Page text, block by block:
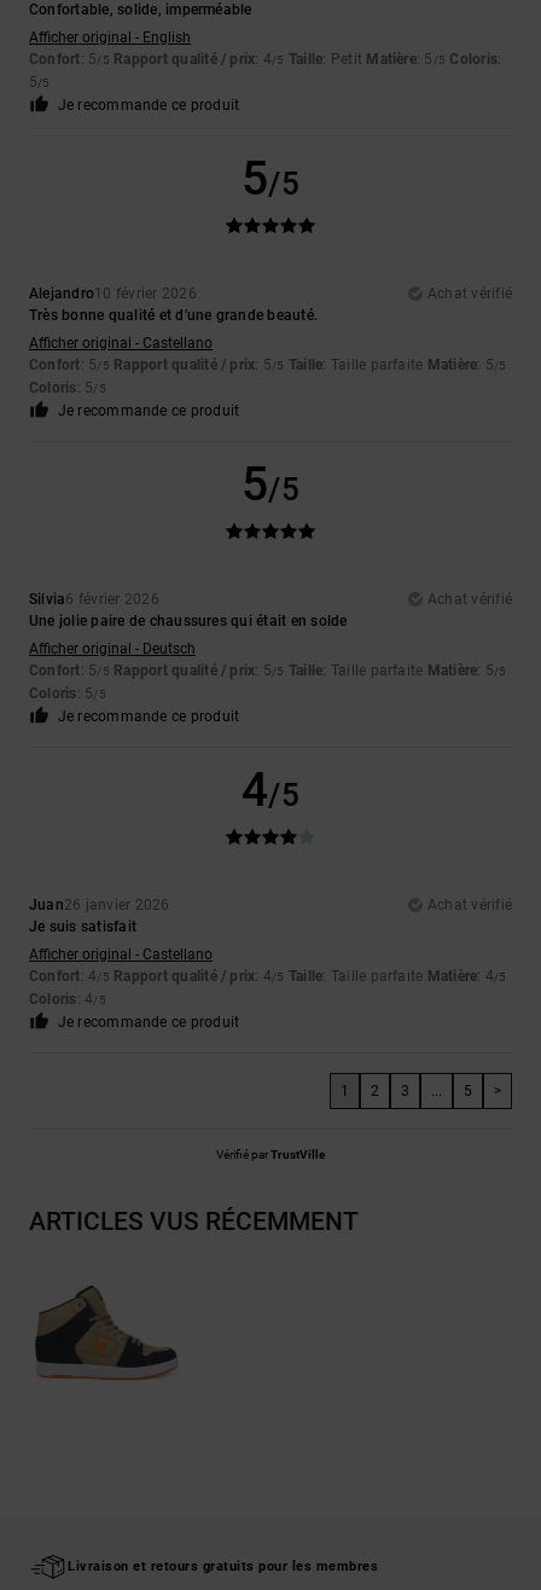
Confortable, solide, imperméable
Afficher original - English
Confort: 5/5 Rapport qualité / prix: 4/5 Taille: Petit Matière: 5 /5 Coloris:
5/5
Je recommande ce produit
5/5
Alejandro10 février 2026
Achat vérifié
Très bonne qualité et d'une grande beauté.
Afficher original - Castellano
Confort: 5/5 Rapport qualité / prix: 5/5 Taille: Taille parfaite Matière: 5/5
Coloris: 5/5
Je recommande ce produit
5/5
Silvia6 février 2026
Achat vérifié
Une jolie paire de chaussures qui était en solde
Afficher original - Deutsch
Confort: 5/5 Rapport qualité / prix: 5/5 Taille: Taille parfaite Matière: 5/5
Coloris: 5/5
Je recommande ce produit
4/5
Juan26 janvier 2026
Achat vérifié
Je suis satisfait
Afficher original - Castellano
Confort: 4/5 Rapport qualité / prix: 4/5 Taille: Taille parfaite Matière: 4/5
Coloris: 4/5
Je recommande ce produit
1 2 3 ... 5 >
Vérifié parTrustVille
ARTICLES VUS RÉCEMMENT
Livraison et retours gratuits pour les membres